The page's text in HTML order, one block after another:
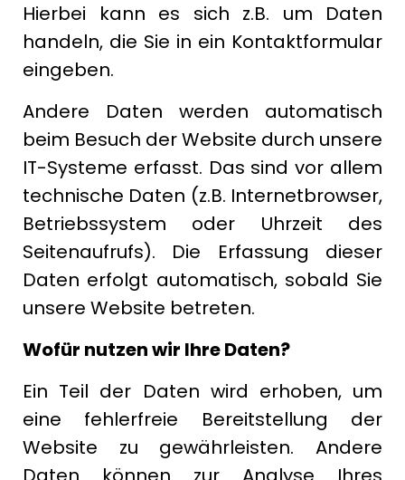
Hierbei kann es sich z.B. um Daten
handeln, die Sie in ein Kontaktformular
eingeben.
Andere Daten werden automatisch
beim Besuch der Website durch unsere
IT-Systeme erfasst. Das sind vor allem
technische Daten (z.B. Internetbrowser,
Betriebssystem oder Uhrzeit des
Seitenaufrufs). Die Erfassung dieser
Daten erfolgt automatisch, sobald Sie
unsere Website betreten.
Wofür nutzen wir Ihre Daten?
Ein Teil der Daten wird erhoben, um
eine fehlerfreie Bereitstellung der
Website zu gewährleisten. Andere